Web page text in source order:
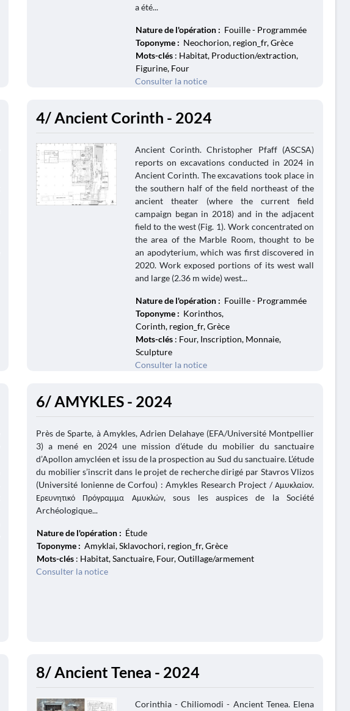
a été...
Nature de l'opération : Fouille - Programmée
Toponyme : Neochorion, region_fr, Grèce
Mots-clés: Habitat, Production/extraction,
Figurine, Four
Consulter la notice
4/ Ancient Corinth - 2024
Ancient Corinth. Christopher Pfaff (ASCSA)
reports on excavations conducted in 2024 in
Ancient Corinth. The excavations took place in
the southern half of the field northeast of the
ancient theater (where the current field
campaign began in 2018) and in the adjacent
field to the west (Fig. 1). Work concentrated on
the area of the Marble Room, thought to be
an apodyterium, which was first discovered in
2020. Work exposed portions of its west wall
and large (2.36 m wide) west...
Nature de l'opération : Fouille - Programmée
Toponyme : Korinthos,
Corinth, region_fr, Grèce
Mots-clés: Four, Inscription, Monnaie,
Sculpture
Consulter la notice
6/ AMYKLES - 2024
Près de Sparte, à Amykles, Adrien Delahaye (EFA/Université Montpellier
3) a mené en 2024 une mission d’étude du mobilier du sanctuaire
d’Apollon amycléen et issu de la prospection au Sud du sanctuaire. L’étude
du mobilier s’inscrit dans le projet de recherche dirigé par Stavros Vlizos
(Université Ionienne de Corfou) : Amykles Research Project / Αμυκλαίον.
Ερευνητικό Πρόγραμμα Αμυκλών, sous les auspices de la Société
Archéologique...
Nature de l'opération : Étude
Toponyme : Amyklai, Sklavochori, region_fr, Grèce
Mots-clés : Habitat, Sanctuaire, Four, Outillage/armement
Consulter la notice
8/ Ancient Tenea - 2024
Corinthia - Chiliomodi - Ancient Tenea. Elena